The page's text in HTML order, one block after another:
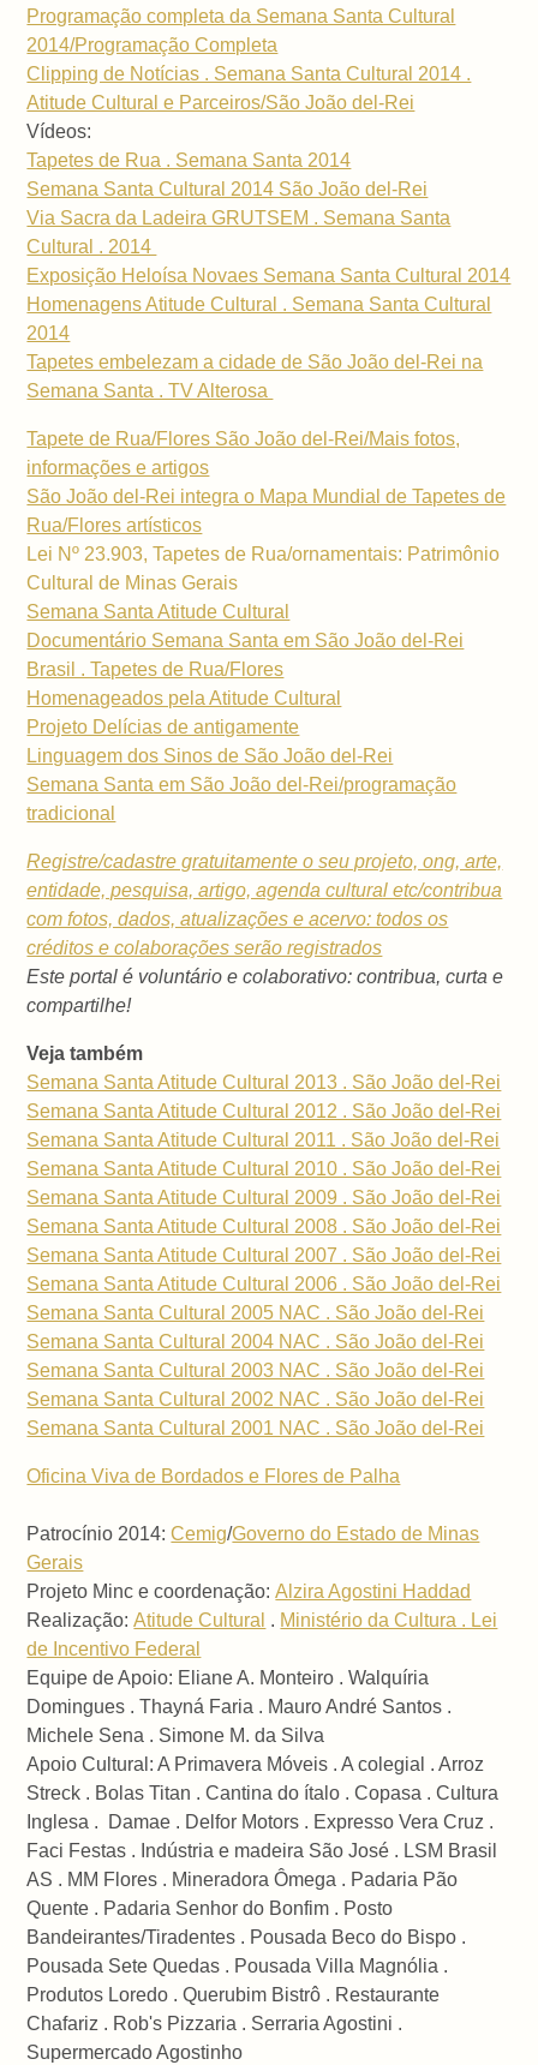
Programação completa da Semana Santa Cultural
2014/Programação Completa
Clipping de Notícias . Semana Santa Cultural 2014 .
Atitude Cultural e Parceiros/São João del-Rei
Vídeos:
Tapetes de Rua . Semana Santa 2014
Semana Santa Cultural 2014 São João del-Rei
Via Sacra da Ladeira GRUTSEM . Semana Santa
Cultural . 2014
Exposição Heloísa Novaes Semana Santa Cultural 2014
Homenagens Atitude Cultural . Semana Santa Cultural
2014
Tapetes embelezam a cidade de São João del-Rei na
Semana Santa . TV Alterosa
Tapete de Rua/Flores São João del-Rei/Mais fotos,
informações e artigos
São João del-Rei integra o Mapa Mundial de Tapetes de
Rua/Flores artísticos
Lei Nº 23.903, Tapetes de Rua/ornamentais: Patrimônio
Cultural de Minas Gerais
Semana Santa Atitude Cultural
Documentário Semana Santa em São João del-Rei
Brasil . Tapetes de Rua/Flores
Homenageados pela Atitude Cultural
Projeto Delícias de antigamente
Linguagem dos Sinos de São João del-Rei
Semana Santa em São João del-Rei/programação
tradicional
Registre/cadastre gratuitamente o seu projeto, ong, arte,
entidade, pesquisa, artigo, agenda cultural etc/contribua
com fotos, dados, atualizações e acervo: todos os
créditos e colaborações serão registrados
Este portal é voluntário e colaborativo: contribua, curta e
compartilhe!
Veja também
Semana Santa Atitude Cultural 2013 . São João del-Rei
Semana Santa Atitude Cultural 2012 . São João del-Rei
Semana Santa Atitude Cultural 2011 . São João del-Rei
Semana Santa Atitude Cultural 2010 . São João del-Rei
Semana Santa Atitude Cultural 2009 . São João del-Rei
Semana Santa Atitude Cultural 2008 . São João del-Rei
Semana Santa Atitude Cultural 2007 . São João del-Rei
Semana Santa Atitude Cultural 2006 . São João del-Rei
Semana Santa Cultural 2005 NAC . São João del-Rei
Semana Santa Cultural 2004 NAC . São João del-Rei
Semana Santa Cultural 2003 NAC . São João del-Rei
Semana Santa Cultural 2002 NAC . São João del-Rei
Semana Santa Cultural 2001 NAC . São João del-Rei
Oficina Viva de Bordados e Flores de Palha
Patrocínio 2014:Cemig/Governo do Estado de Minas
Gerais
Projeto Minc e coordenação:Alzira Agostini Haddad
Realização:Atitude Cultural . Ministério da Cultura . Lei
de Incentivo Federal
Equipe de Apoio: Eliane A. Monteiro . Walquíria
Domingues . Thayná Faria . Mauro André Santos .
Michele Sena . Simone M. da Silva
Apoio Cultural: A Primavera Móveis . A colegial . Arroz
Streck . Bolas Titan . Cantina do ítalo . Copasa . Cultura
Inglesa . Damae . Delfor Motors . Expresso Vera Cruz .
Faci Festas . Indústria e madeira São José . LSM Brasil
AS . MM Flores . Mineradora Ômega . Padaria Pão
Quente . Padaria Senhor do Bonfim . Posto
Bandeirantes/Tiradentes . Pousada Beco do Bispo .
Pousada Sete Quedas . Pousada Villa Magnólia .
Produtos Loredo . Querubim Bistrô . Restaurante
Chafariz . Rob's Pizzaria . Serraria Agostini .
Supermercado Agostinho